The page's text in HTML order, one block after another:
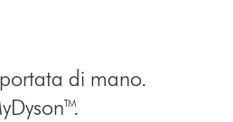
di mano.